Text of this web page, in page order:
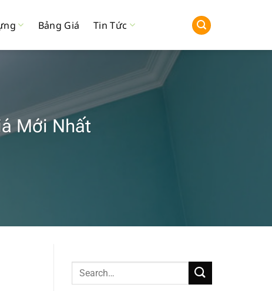
Bảng Giá Tin Tức
Mới Nhất